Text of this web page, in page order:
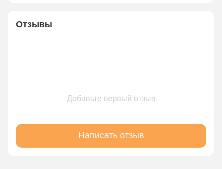
Отзывы
Добавьте первый отзыв
Написать отзыв